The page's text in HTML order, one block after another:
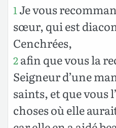
1 Je vous
sœur, qui est
Cenchrées,
2afin que vous la
Seigneur d’une
saints, et que vous
choses où elle